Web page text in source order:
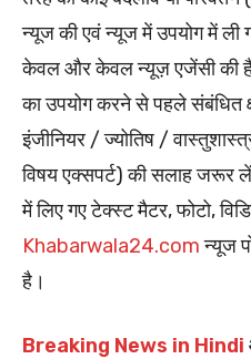
न्यूज की एवं न्यूज में उपयोग में ली
केवल और केवल न्यूज़ एजेंसी की है
का उपयोग करने से पहले संबंधित
इंजीनियर / ज्योतिष /
विषय एक्सपर्ट) की सलाह जरूर
में लिए गए टेक्स्ट मैटर, फोटो,
Khabarwala24.comन्यूज
है।
Breaking News in Hindi